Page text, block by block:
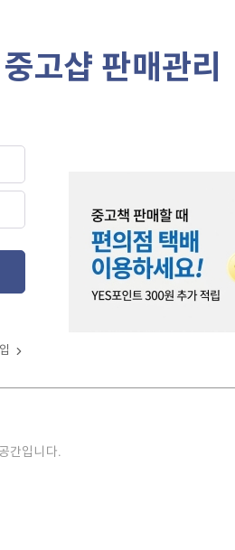
중고샵 판매관리
간입니다.